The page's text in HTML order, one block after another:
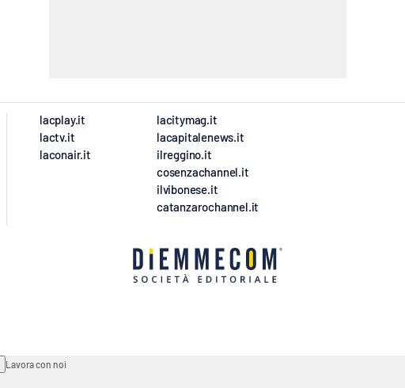
lacplay.it
lactv.it
laconair.it
lacitymag.it
lacapitalenews.it
ilreggino.it
cosenzachannel.it
ilvibonese.it
catanzarochannel.it
Lavora con noi